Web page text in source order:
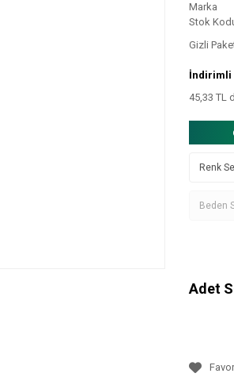
Marka
Stok
Gizli
İndirimli
45,33 TL
Adet